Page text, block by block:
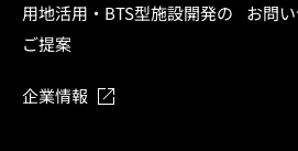
用地活用・BTS型施設開発の
ご提案
お問
企業情報